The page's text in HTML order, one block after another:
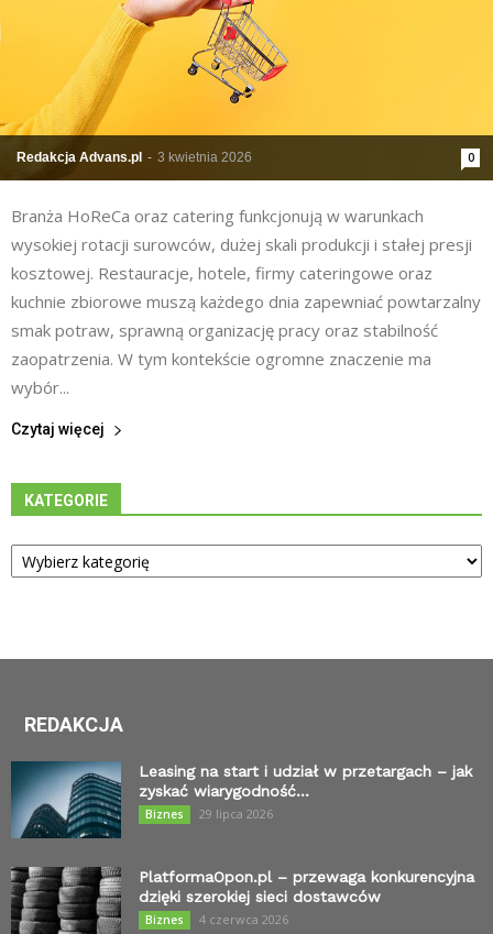
Redakcja Advans.pl - 3 kwietnia 2026 0
Branża HoReCa oraz catering funkcjonują w warunkach
wysokiej rotacji surowców, dużej skali produkcji i stałej presji
kosztowej. Restauracje, hotele, firmy cateringowe oraz
kuchnie zbiorowe muszą każdego dnia zapewniać powtarzalny
smak potraw, sprawną organizację pracy oraz stabilność
zaopatrzenia. W tym kontekście ogromne znaczenie ma
wybór...
Czytaj więcej
KATEGORIE
Kategorie
REDAKCJA
Leasing na start i udział w przetargach – jak
zyskać wiarygodność...
Biznes 29 lipca 2026
PlatformaOpon.pl – przewaga konkurencyjna
dzięki szerokiej sieci dostawców
Biznes 4 czerwca 2026